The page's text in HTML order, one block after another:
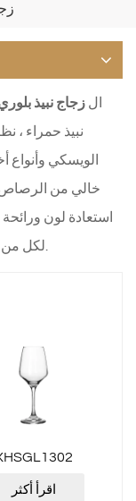
ال زجاج نبيذ
نبيذ حمراء ،
الويسكي وأنواع
خالي من الرصاص
استعادة لون ورائحة
اقرأ أكثر